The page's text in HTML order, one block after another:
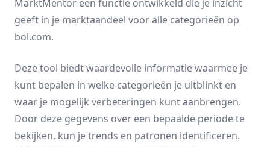
MarktMentor een functie ontwikkeld die je inzicht
geeft in je marktaandeel voor alle categorieën op
bol.com.
Deze tool biedt waardevolle informatie waarmee je
kunt bepalen in welke categorieën je uitblinkt en
waar je mogelijk verbeteringen kunt aanbrengen.
Door deze gegevens over een bepaalde periode te
bekijken, kun je trends en patronen identificeren.